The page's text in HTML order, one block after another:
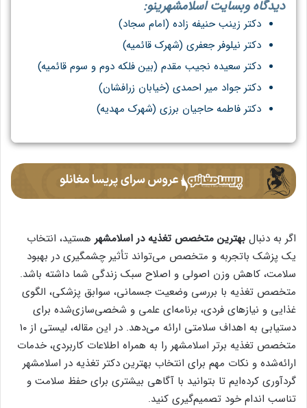
دیدگاه وبسایت اسلامشهرینو:
دکتر زینب حنیفه زاده (امام سجاد)
دکتر نیلوفر جعفری (شهرک قائمیه)
دکتر سعیده نجیب مقدم (بین فلکه دوم و سوم قائمیه)
دکتر جواد میر احمدی (خیابان زرافشان)
دکتر فاطمه حاجیان برزی (شهرک مهدیه)
اگر به دنبال بهترین متخصص تغذیه در اسلامشهر هستید، انتخاب
یک پزشک باتجربه و متخصص می‌تواند تأثیر چشمگیری در بهبود
سلامت، کاهش وزن اصولی و اصلاح سبک زندگی شما داشته باشد.
متخصص تغذیه با بررسی وضعیت جسمانی، سوابق پزشکی، الگوی
غذایی و نیازهای فردی، برنامه‌ای علمی و شخصی‌سازی‌شده برای
دستیابی به اهداف سلامتی ارائه می‌دهد. در این مقاله، لیستی از ۱۰
متخصص تغذیه برتر اسلامشهر را به همراه اطلاعات کاربردی، خدمات
ارائه‌شده و نکات مهم برای انتخاب بهترین دکتر تغذیه در اسلامشهر
گردآوری کرده‌ایم تا بتوانید با آگاهی بیشتری برای حفظ سلامت و
تناسب اندام خود تصمیم‌گیری کنید.